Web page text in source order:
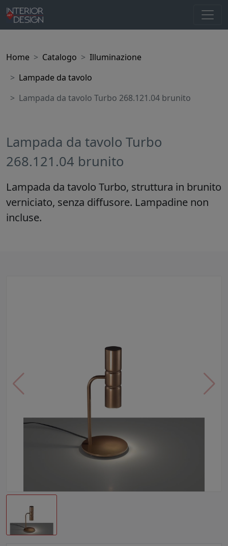
Home Catalogo
Illuminazione
Lampade da tavolo
Lampada da tavolo Turbo 268.121.04 brunito
Lampada da tavolo Turbo
268.121.04 brunito
Lampada da tavolo Turbo, struttura in brunito
verniciato, senza diffusore. Lampadine non
incluse.